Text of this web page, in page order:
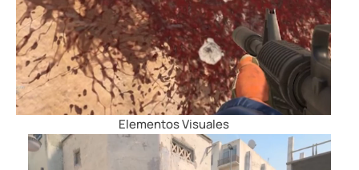
Elementos Visuales